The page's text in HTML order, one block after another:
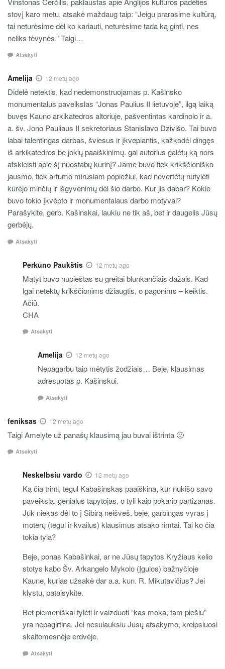
stovį karo metu, atsakė maždaug taip: “Jeigu prarasime kultūrą,
tai neturėsime dėl ko kariauti, neturėsime tada ką ginti, nes
neliks tėvynės.” Taigi…
Atsakyti
Amelija 12 metų ago
Didelė netektis, kad nedemonstruojamas p. Kašinsko
monumentalus paveikslas “Jonas Paulius II lietuvoje”, ilgą laiką
buvęs Kauno arkikatedros altoriuje, pašventintas kardinolo ir a.
a. šv. Jono Pauliaus II sekretoriaus Stanislavo Dzivišo. Tai buvo
labai talentingas darbas, šviesus ir įkvepiantis, kažkodėl dingęs
iš arkikatedros be jokių paaiškinimų. gal autorius galėtų ką nors
atskleisti apie šį nuostabų kūrinį? Jame buvo tiek krikščioniško
jausmo, tiek artumo mirusiam popiežiui, kad nevertėtų nutylėti
kūrėjo minčių ir išgyvenimų dėl šio darbo. Kur jis dabar? Kokie
buvo tokio įkvėpto ir monumentalaus darbo motyvai?
Parašykite, gerb. Kašinskai, laukiu ne tik aš, bet ir daugelis Jūsų
gerbėjų.
Atsakyti
Perkūno Paukštis 12 metų ago
Matyt buvo nupieštas su greitai blunkančiais dažais. Kad
lgai netektų krikščionims džiaugtis, o pagonims – keiktis.
Ačiū.
CHA
Atsakyti
Amelija 12 metų ago
Nepagarbu taip mėtytis žodžiais… Beje, klausimas
adresuotas p. Kašinskui.
Atsakyti
feniksas 12 metų ago
Taigi Amelyte už panašų klausimą jau buvai ištrinta 🙂
Atsakyti
Neskelbsiu vardo 12 metų ago
Ką čia trinti, tegul Kabašinskas paaiškina, kur nukišo savo
paveikslą. genialus tapytojas, o tyli kaip pokario partizanas.
Juk niekas dėl to į Sibirą neišveš. beje, garbingas vyras į
moterų (tegul ir kvailus) klausimus atsako rimtai. Tai ko čia
tokia tyla?
Beje, ponas Kabašinkai, ar ne Jūsų tapytos Kryžiaus kelio
stotys kabo Šv. Arkangelo Mykolo (Įgulos) bažnyčioje
Kaune, kurias užsakė dar a.a. kun. R. Mikutavičius? Jei
klystu, pataisykite.
Bet piemeniškai tylėti ir vaizduoti “kas moka, tam piešiu”
yra nepagirtina. Jei nesulauksiu Jūsų atsakymo, kreipsiuosi
skaitomesnėje erdvėje.
Atsakyti